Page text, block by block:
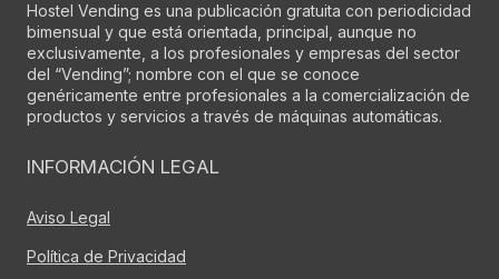
Hostel Vending es una publicación gratuita con periodicidad
bimensual y que está orientada, principal, aunque no
exclusivamente, a los profesionales y empresas del sector
del “Vending”; nombre con el que se conoce
genéricamente entre profesionales a la comercialización de
productos y servicios a través de máquinas automáticas.
INFORMACIÓN LEGAL
Aviso Legal
Política de Privacidad